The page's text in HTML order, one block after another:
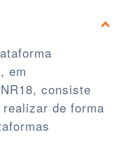
em
consiste
de forma